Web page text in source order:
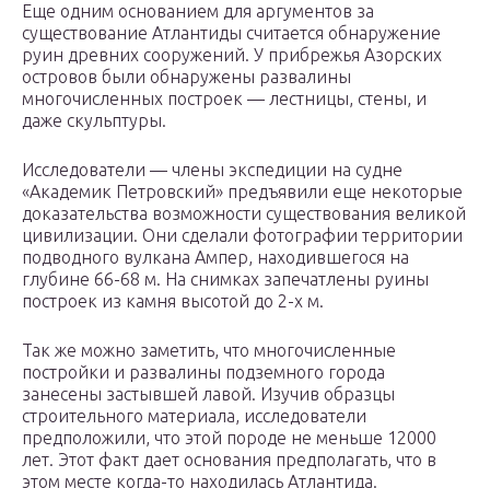
Еще одним основанием для аргументов за
существование Атлантиды считается обнаружение
руин древних сооружений. У прибрежья Азорских
островов были обнаружены развалины
многочисленных построек — лестницы, стены, и
даже скульптуры.
Исследователи — члены экспедиции на судне
«Академик Петровский» предъявили еще некоторые
доказательства возможности существования великой
цивилизации. Они сделали фотографии территории
подводного вулкана Ампер, находившегося на
глубине 66-68 м. На снимках запечатлены руины
построек из камня высотой до 2-х м.
Так же можно заметить, что многочисленные
постройки и развалины подземного города
занесены застывшей лавой. Изучив образцы
строительного материала, исследователи
предположили, что этой породе не меньше 12000
лет. Этот факт дает основания предполагать, что в
этом месте когда-то находилась Атлантида.